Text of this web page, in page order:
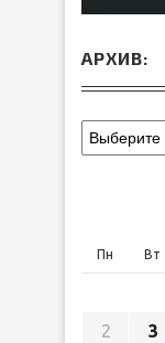
АРХИВ:
Пн Вт
2
3